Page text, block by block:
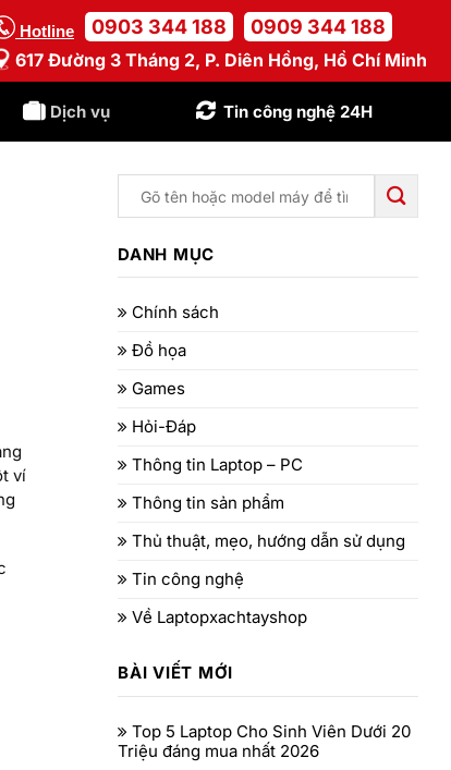
Hotline 0903 344 188 0909 344 188
617 Đường 3 Tháng 2, P. Diên Hồng, Hồ Chí Minh
Dịch vụ Tin công nghệ 24H
ví
DANH MỤC
Chính sách
Đồ họa
Games
Hỏi-Đáp
Thông tin Laptop – PC
Thông tin sản phẩm
Thủ thuật, mẹo, hướng dẫn sử dụng
Tin công nghệ
Về Laptopxachtayshop
BÀI VIẾT MỚI
Top 5 Laptop Cho Sinh Viên Dưới 20
Triệu đáng mua nhất 2026